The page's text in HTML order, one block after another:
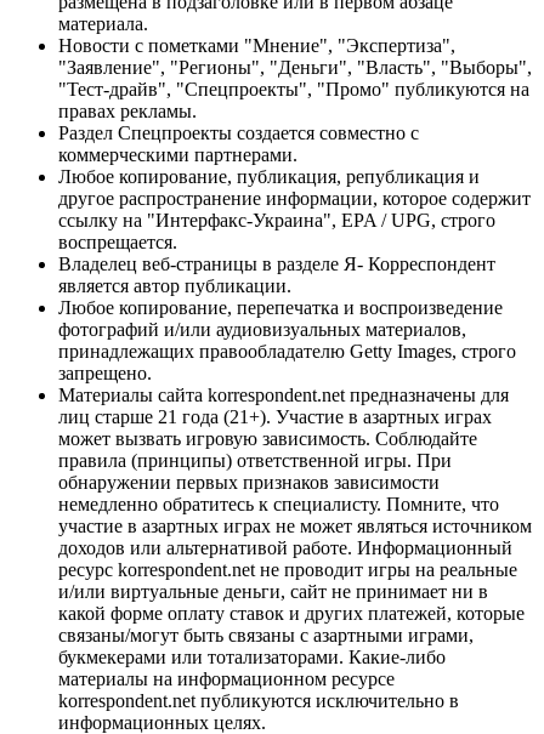
материала.
Новости с пометками "Мнение", "Экспертиза",
"Заявление", "Регионы", "Деньги", "Власть", "Выборы",
"Тест-драйв", "Спецпроекты", "Промо" публикуются на
правах рекламы.
Раздел Спецпроекты создается совместно с
коммерческими партнерами.
Любое копирование, публикация, републикация и
другое распространение информации, которое содержит
ссылку на "Интерфакс-Украина", EPA / UPG, строго
воспрещается.
Владелец веб-страницы в разделе Я- Корреспондент
является автор публикации.
Любое копирование, перепечатка и воспроизведение
фотографий и/или аудиовизуальных материалов,
принадлежащих правообладателю Getty Images, строго
запрещено.
Материалы сайта korrespondent.net предназначены для
лиц старше 21 года (21+). Участие в азартных играх
может вызвать игровую зависимость. Соблюдайте
правила (принципы) ответственной игры. При
обнаружении первых признаков зависимости
немедленно обратитесь к специалисту. Помните, что
участие в азартных играх не может являться источником
доходов или альтернативой работе. Информационный
ресурс korrespondent.net не проводит игры на реальные
и/или виртуальные деньги, сайт не принимает ни в
какой форме оплату ставок и других платежей, которые
связаны/могут быть связаны с азартными играми,
букмекерами или тотализаторами. Какие-либо
материалы на информационном ресурсе
korrespondent.net публикуются исключительно в
информационных целях.